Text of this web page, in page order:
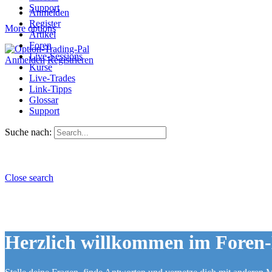
Support
More options
Anmelden Registrieren
Anmelden
Register
Artikel
Foren
Live-Sessions
Kurse
Live-Trades
Link-Tipps
Glossar
Support
Suche nach:
Close search
Herzlich willkommen im